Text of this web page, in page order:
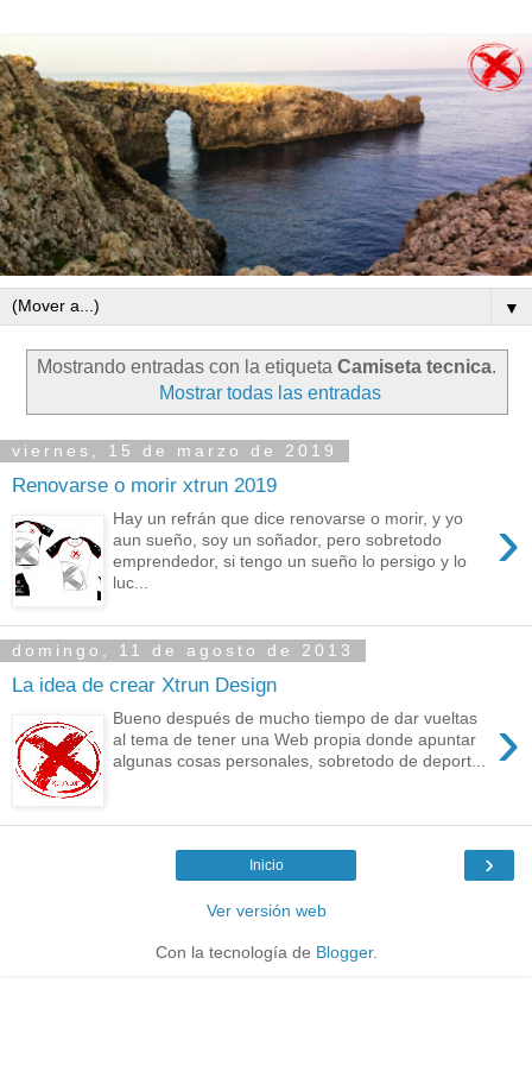
▼
Mostrando entradas con la etiqueta Camiseta tecnica.
Mostrar todas las entradas
viernes, 15 de marzo de 2019
Renovarse o morir xtrun 2019
›
Hay un refrán que dice renovarse o morir, y yo
aun sueño, soy un soñador, pero sobretodo
emprendedor, si tengo un sueño lo persigo y lo
luc...
domingo, 11 de agosto de 2013
La idea de crear Xtrun Design
›
Bueno después de mucho tiempo de dar vueltas
al tema de tener una Web propia donde apuntar
algunas cosas personales, sobretodo de deport...
›
Inicio
Ver versión web
Con la tecnología de Blogger.